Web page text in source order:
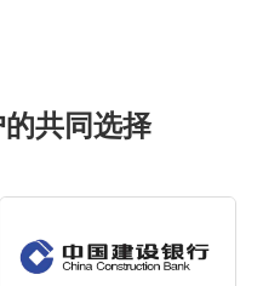
共同选择